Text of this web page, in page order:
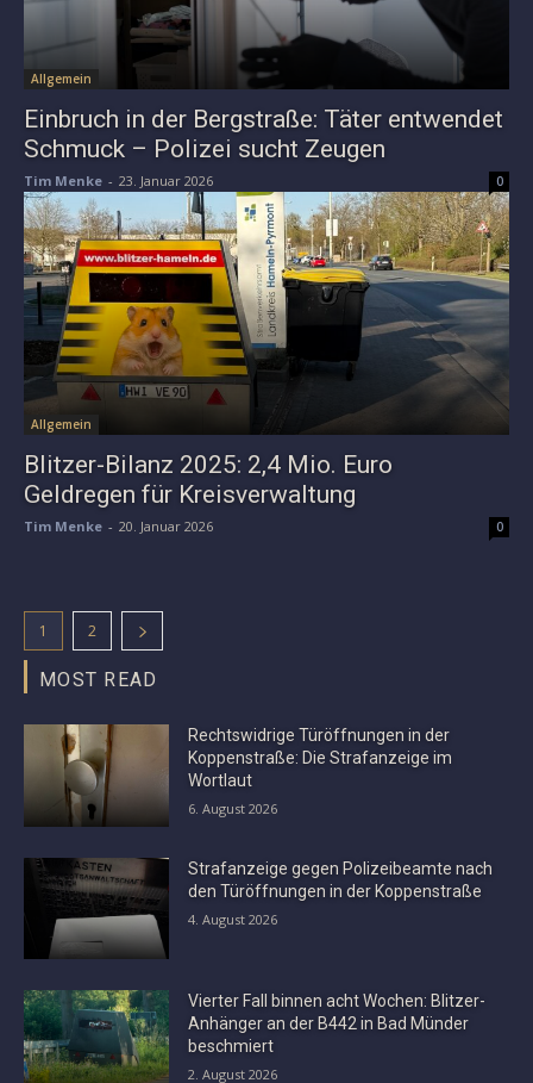
Allgemein
Einbruch in der Bergstraße: Täter entwendet
Schmuck – Polizei sucht Zeugen
Tim Menke - 23. Januar 2026 0
Allgemein
Blitzer-Bilanz 2025: 2,4 Mio. Euro
Geldregen für Kreisverwaltung
Tim Menke - 20. Januar 2026 0
1 2
MOST READ
Rechtswidrige Türöffnungen in der
Koppenstraße: Die Strafanzeige im
Wortlaut
6. August 2026
Strafanzeige gegen Polizeibeamte nach
den Türöffnungen in der Koppenstraße
4. August 2026
Vierter Fall binnen acht Wochen: Blitzer-
Anhänger an der B442 in Bad Münder
beschmiert
2. August 2026